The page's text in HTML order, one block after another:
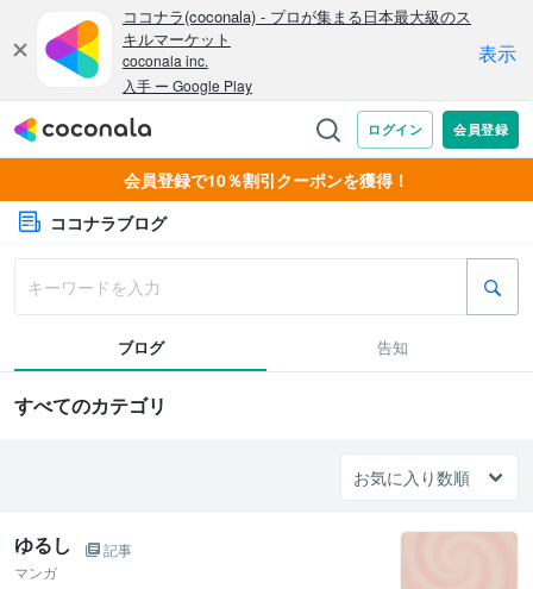
会員登録で10％割引クーポンを獲得！
ココナラブログ
ブログ 告知
すべてのカテゴリ
ゆるし
記事
マンガ